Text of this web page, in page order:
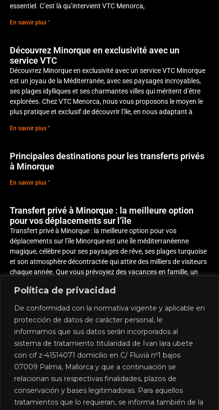
Política de privacidad
De conformidad con la normativa vigente y aplicable en
protección de datos de carácter personal, le
informamos que sus datos serán incorporados al
sistema de tratamiento titularidad de Ivan lara ubete
con cif z-41514071 domicilio en C/ Fluvià nº1 bajos
07009 Palma, Mallorca y que a continuación se
relacionan sus respectivas finalidades, plazos de
conservación y bases legitimadoras. Para aquellos
tratamientos que lo requieran, se informa también de la
essentiel. C’est là qu’intervient VTC Menorca,
En savoir plus "
Découvrez Minorque en exclusivité avec un
service VTC
Découvrez Minorque en exclusivité avec un service VTC Minorque
est un joyau de la Méditerranée, avec ses paysages incroyables,
ses plages idylliques et ses charmantes villes qui méritent d’être
explorées. Chez VTC Menorca, nous vous proposons le moyen le
plus pratique et exclusif de découvrir l’île, en nous adaptant à
En savoir plus "
Principales destinations pour les transferts privés
à Minorque
En savoir plus "
Transfert privé à Minorque : la meilleure option
pour vos déplacements sur l’île
Transfert privé à Minorque : la meilleure option pour vos
déplacements sur l’île Minorque est une île méditerranéenne
magique, célèbre pour ses paysages de rêve, ses plages turquoise
et son atmosphère décontractée qui attire des milliers de visiteurs
chaque année. Que vous prévoyiez des vacances en famille, un
Nous sommes une société de location de voitures avec